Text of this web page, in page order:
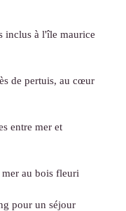
inclus à l'île maurice
de pertuis, au cœur
entre mer et
au bois fleuri
pour un séjour